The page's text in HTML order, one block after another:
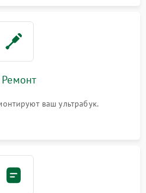
Ремонт
ваш ультрабук.